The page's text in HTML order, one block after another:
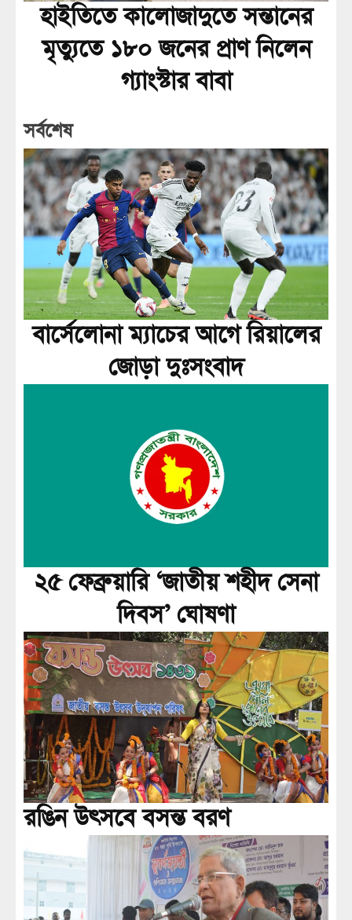
হাইতিতে কালোজাদুতে সন্তানের
মৃত্যুতে ১৮০ জনের প্রাণ নিলেন
গ্যাংস্টার বাবা
সর্বশেষ
বার্সেলোনা ম্যাচের আগে রিয়ালের
জোড়া দুঃসংবাদ
২৫ ফেব্রুয়ারি ‘জাতীয় শহীদ সেনা
দিবস’ ঘোষণা
রঙিন উৎসবে বসন্ত বরণ